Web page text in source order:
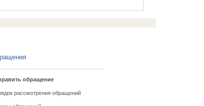
обращение
рассмотрения обращений